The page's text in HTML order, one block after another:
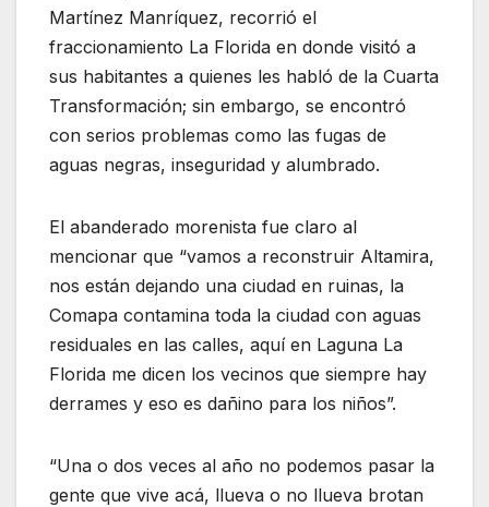
Martínez Manríquez, recorrió el
fraccionamiento La Florida en donde visitó a
sus habitantes a quienes les habló de la Cuarta
Transformación; sin embargo, se encontró
con serios problemas como las fugas de
aguas negras, inseguridad y alumbrado.
El abanderado morenista fue claro al
mencionar que “vamos a reconstruir Altamira,
nos están dejando una ciudad en ruinas, la
Comapa contamina toda la ciudad con aguas
residuales en las calles, aquí en Laguna La
Florida me dicen los vecinos que siempre hay
derrames y eso es dañino para los niños”.
“Una o dos veces al año no podemos pasar la
gente que vive acá, llueva o no llueva brotan